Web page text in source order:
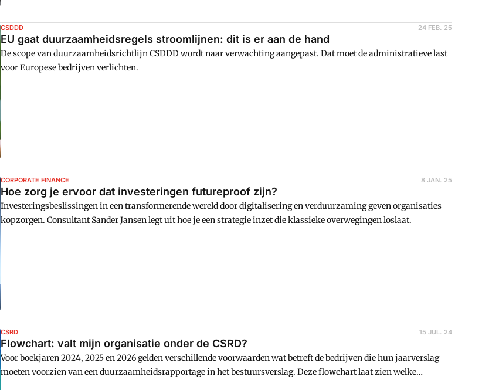
CSDDD 24 FEB. 25
EU gaat duurzaamheidsregels stroomlijnen: dit is er aan de hand
De scope van duurzaamheidsrichtlijn CSDDD wordt naar verwachting aangepast. Dat moet de administratieve last
voor Europese bedrijven verlichten.
CORPORATE FINANCE 8 JAN. 25
Hoe zorg je ervoor dat investeringen futureproof zijn?
Investeringsbeslissingen in een transformerende wereld door digitalisering en verduurzaming geven organisaties
kopzorgen. Consultant Sander Jansen legt uit hoe je een strategie inzet die klassieke overwegingen loslaat.
CSRD 15 JUL. 24
Flowchart: valt mijn organisatie onder de CSRD?
Voor boekjaren 2024, 2025 en 2026 gelden verschillende voorwaarden wat betreft de bedrijven die hun jaarverslag
moeten voorzien van een duurzaamheidsrapportage in het bestuursverslag. Deze flowchart laat zien welke